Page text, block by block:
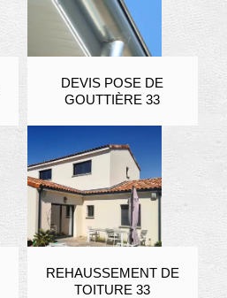
DEVIS POSE DE
GOUTTIÈRE 33
REHAUSSEMENT DE
TOITURE 33